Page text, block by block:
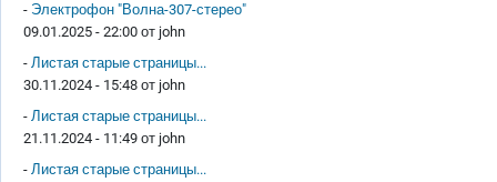
- Электрофон "Волна-307-стерео"
09.01.2025 - 22:00 от john
- Листая старые страницы...
30.11.2024 - 15:48 от john
- Листая старые страницы...
21.11.2024 - 11:49 от john
- Листая старые страницы...